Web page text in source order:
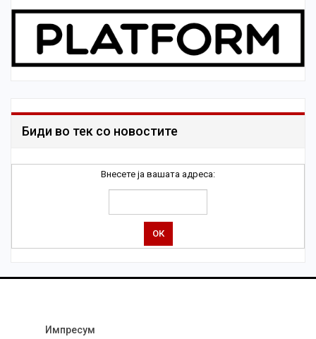
Биди во тек со новостите
Внесете ја вашата адреса:
Импресум